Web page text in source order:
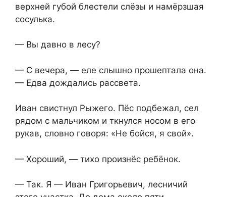
верхней губой блестели слёзы и намёрзшая
сосулька.
— Вы давно в лесу?
— С вечера, — еле слышно прошептала она.
— Едва дождались рассвета.
Иван свистнул Рыжего. Пёс подбежал, сел
рядом с мальчиком и ткнулся носом в его
рукав, словно говоря: «Не бойся, я свой».
— Хороший, — тихо произнёс ребёнок.
— Так. Я — Иван Григорьевич, лесничий